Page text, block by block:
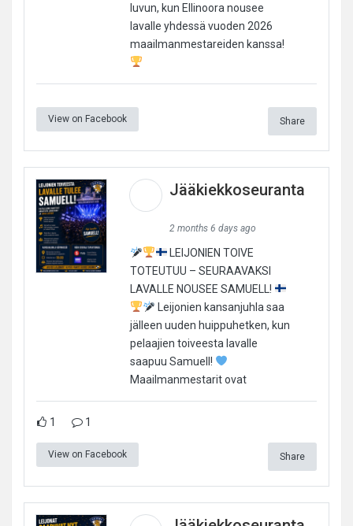
luvun, kun Ellinoora nousee
lavalle yhdessä vuoden 2026
maailmanmestareiden kanssa!
View on Facebook Share
Jääkiekkoseuranta
2 months 6 days ago
LEIJONIEN TOIVE
TOTEUTUU – SEURAAVAKSI
LAVALLE NOUSEE SAMUELL!
Leijonien kansanjuhla saa
jälleen uuden huippuhetken, kun
pelaajien toiveesta lavalle
saapuu Samuell!
Maailmanmestarit ovat
1 1
View on Facebook Share